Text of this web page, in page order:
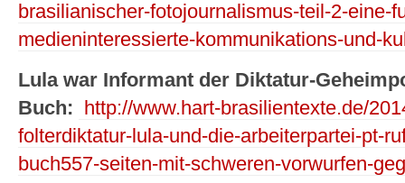
brasilianischer-fotojournalismus-teil-2-eine-
medieninteressierte-kommunikations-und-
Lula war Informant der Diktatur-
Buch:
http://www.hart-brasilientexte.de/
folterdiktatur-lula-und-die-arbeiterpartei-pt-
buch557-seiten-mit-schweren-vorwurfen-